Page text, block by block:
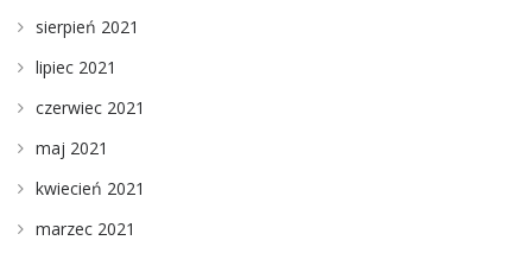
sierpień 2021
lipiec 2021
czerwiec 2021
maj 2021
kwiecień 2021
marzec 2021